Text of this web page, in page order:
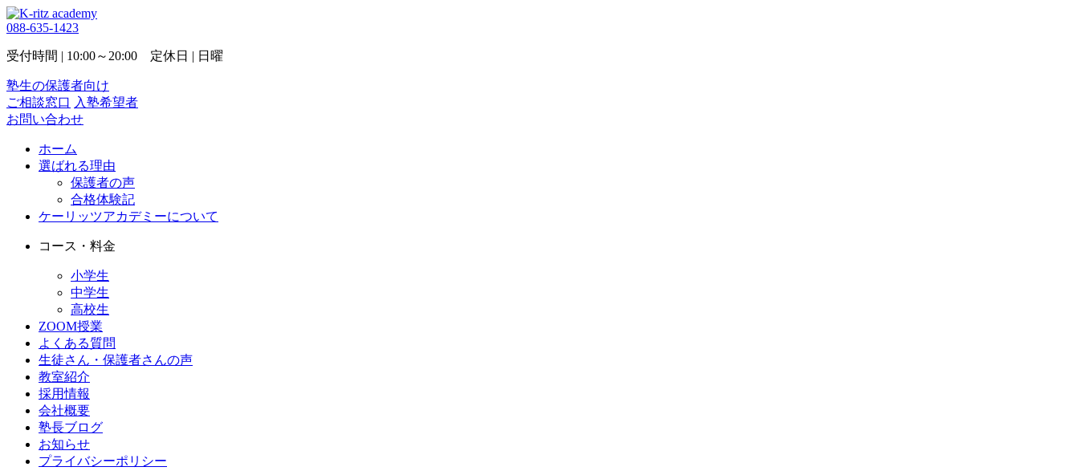
088-635-1423
受付時間 | 10:00～20:00 定休日 | 日曜
塾生の保護者向け
ご相談窓口 入塾希望者
お問い合わせ
ホーム
選ばれる理由
保護者の声
合格体験記
ケーリッツアカデミーについて
コース・料金
小学生
中学生
高校生
ZOOM授業
よくある質問
生徒さん・保護者さんの声
教室紹介
採用情報
会社概要
塾長ブログ
お知らせ
プライバシーポリシー